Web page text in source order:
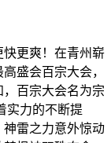
快更爽！在青州崭
盛会百宗大会，
百宗大会名为宗
实力的不断提
雷之力意外惊动